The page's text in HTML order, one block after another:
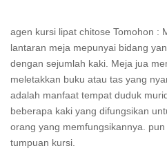
agen kursi lipat chitose Tomohon :
lantaran meja mepunyai bidang
dengan sejumlah kaki. Meja jua
meletakkan buku atau tas yang
adalah manfaat tempat duduk
beberapa kaki yang difungsikan
orang yang memfungsikannya.
tumpuan kursi.